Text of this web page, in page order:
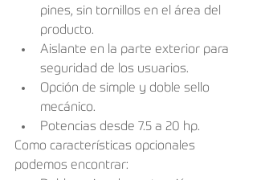
pines, sin tornillos en el área del
producto.
Aislante en la parte exterior para
seguridad de los usuarios.
Opción de simple y doble sello
mecánico.
Potencias desde 7.5 a 20 hp.
Como características opcionales
podemos encontrar: